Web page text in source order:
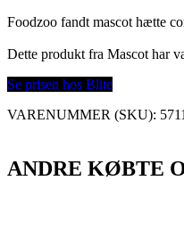
Foodzoo fandt mascot hætte
Dette produkt fra Mascot har
Se prisen hos Blite
VARENUMMER (SKU):
ANDRE KØBTE